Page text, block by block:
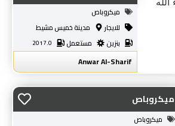
ميكروباص
للايجار
مدينة خميس مشيط
بنزين
مستعمل 2017.0
Anwar Al-Sharif
ميكروباص
ميكروباص